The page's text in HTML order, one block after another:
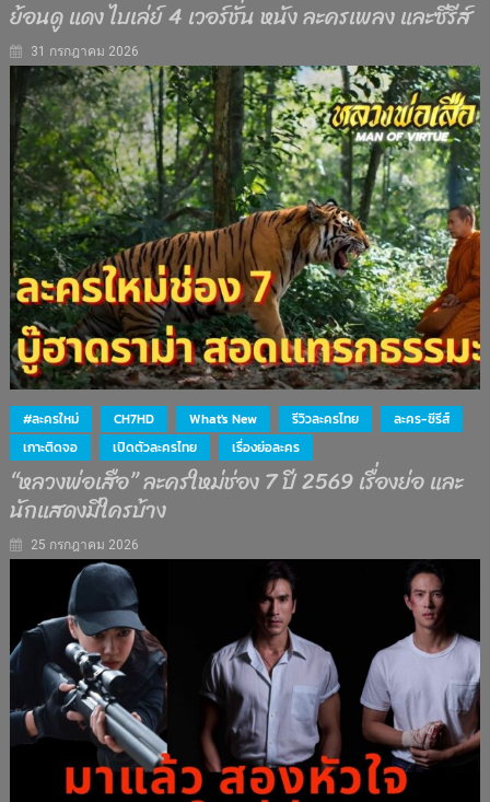
ย้อนดู แดง ไบเล่ย์ 4 เวอร์ชั่น หนัง ละครเพลง และซีรีส์
31 กรกฎาคม 2026
#ละครใหม่ CH7HD What's New รีวิวละครไทย
ละคร-ซีรีส์
เกาะติดจอ
เปิดตัวละครไทย เรื่องย่อละคร
“หลวงพ่อเสือ” ละครใหม่ช่อง 7 ปี 2569 เรื่องย่อ และ
นักแสดงมีใครบ้าง
25 กรกฎาคม 2026